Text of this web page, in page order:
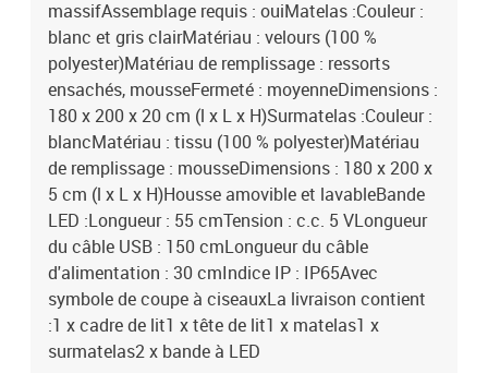
massifAssemblage requis : ouiMatelas :Couleur :
blanc et gris clairMatériau : velours (100 %
polyester)Matériau de remplissage : ressorts
ensachés, mousseFermeté : moyenneDimensions :
180 x 200 x 20 cm (l x L x H)Surmatelas :Couleur :
blancMatériau : tissu (100 % polyester)Matériau
de remplissage : mousseDimensions : 180 x 200 x
5 cm (l x L x H)Housse amovible et lavableBande
LED :Longueur : 55 cmTension : c.c. 5 VLongueur
du câble USB : 150 cmLongueur du câble
d'alimentation : 30 cmIndice IP : IP65Avec
symbole de coupe à ciseauxLa livraison contient
:1 x cadre de lit1 x tête de lit1 x matelas1 x
surmatelas2 x bande à LED